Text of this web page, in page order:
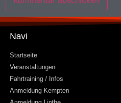
Navi
Startseite
Veranstaltungen
Fahrtraining / Infos
Anmeldung Kempten